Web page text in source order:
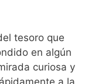
tesoro que
en algún
curiosa y